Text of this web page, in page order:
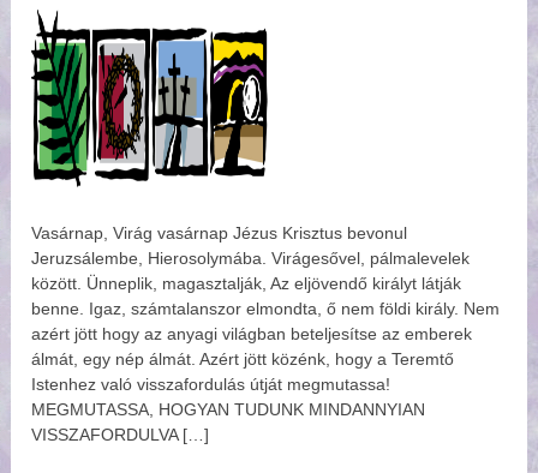
Vasárnap, Virág vasárnap Jézus Krisztus bevonul
Jeruzsálembe, Hierosolymába. Virágesővel, pálmalevelek
között. Ünneplik, magasztalják, Az eljövendő királyt látják
benne. Igaz, számtalanszor elmondta, ő nem földi király. Nem
azért jött hogy az anyagi világban beteljesítse az emberek
lmát, egy nép álmát. Azért jött közénk, hogy a Teremtő
Istenhez való visszafordulás útját megmutassa!
MEGMUTASSA, HOGYAN TUDUNK MINDANNYIAN
VISSZAFORDULVA […]